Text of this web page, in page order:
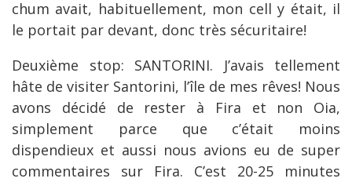
chum avait, habituellement, mon cell y était, il
le portait par devant, donc très sécuritaire!
Deuxième stop: SANTORINI. J’avais tellement
hâte de visiter Santorini, l’île de mes rêves! Nous
avons décidé de rester à Fira et non Oia,
simplement parce que c’était moins
dispendieux et aussi nous avions eu de super
commentaires sur Fira. C’est 20-25 minutes